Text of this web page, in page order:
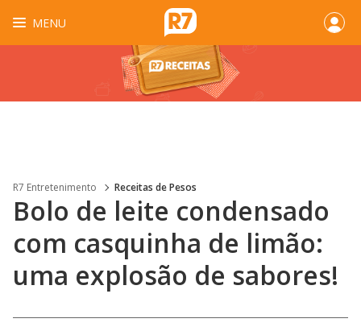
MENU
R7 Entretenimento Receitas de Pesos
Bolo de leite condensado
com casquinha de limão:
uma explosão de sabores!